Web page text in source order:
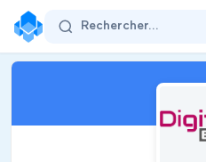
Rechercher...